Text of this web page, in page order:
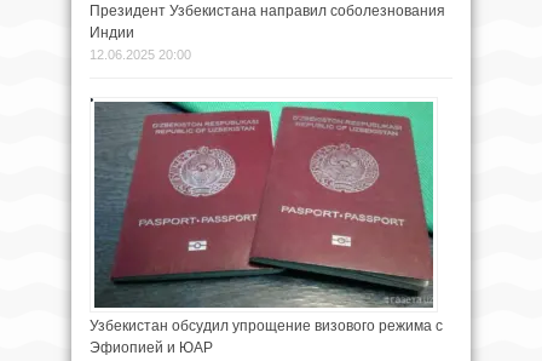
Президент Узбекистана направил соболезнования
Индии
12.06.2025 20:00
Узбекистан обсудил упрощение визового режима с
Эфиопией и ЮАР